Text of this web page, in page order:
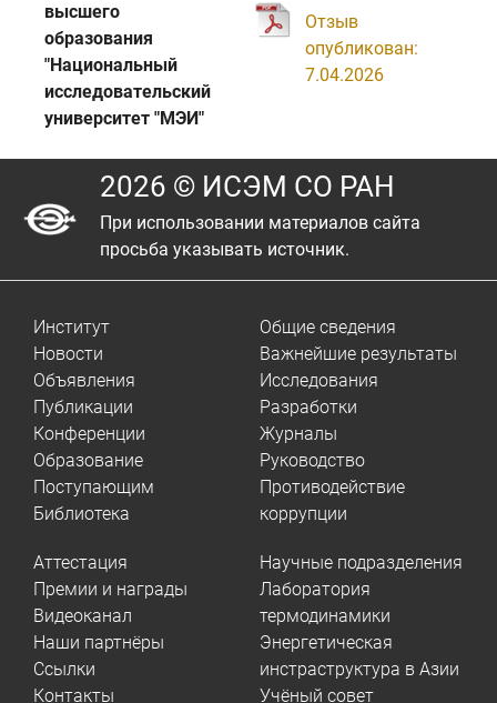
высшего
образования
"Национальный
исследовательский
университет "МЭИ"
Отзыв
опубликован:
7.04.2026
2026 © ИСЭМ СО РАН
При использовании материалов сайта
просьба указывать источник.
Институт
Новости
Объявления
Публикации
Конференции
Образование
Поступающим
Библиотека
Общие сведения
Важнейшие результаты
Исследования
Разработки
Журналы
Руководство
Противодействие
коррупции
Аттестация
Премии и награды
Видеоканал
Наши партнёры
Ссылки
Контакты
Научные подразделения
Лаборатория
термодинамики
Энергетическая
инстраструктура в Азии
Учёный совет